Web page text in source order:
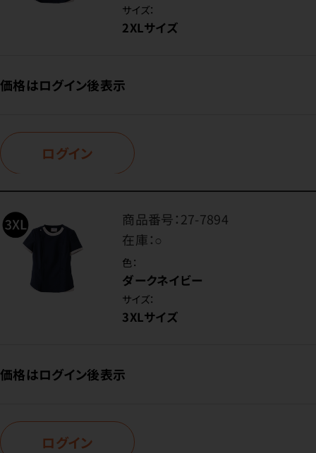
サイズ：
2XLサイズ
価格はログイン後表示
ログイン
商品番号：27-7894
在庫：○
色：
ダークネイビー
サイズ：
3XLサイズ
価格はログイン後表示
ログイン